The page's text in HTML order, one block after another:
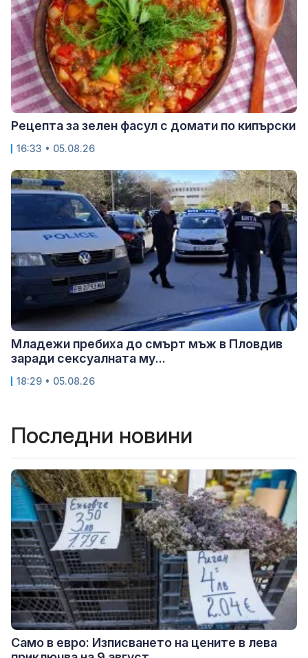
Рецепта за зелен фасул с домати по кипърски
16:33 • 05.08.26
Младежи пребиха до смърт мъж в Пловдив
заради сексуалната му...
18:29 • 05.08.26
Последни новини
Само в евро: Изписването на цените в лева